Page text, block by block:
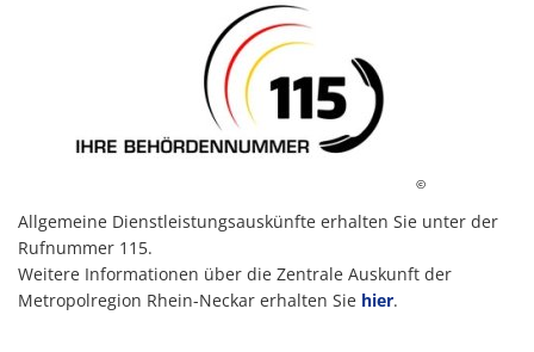
©
Allgemeine Dienstleistungsauskünfte erhalten Sie unter der
Rufnummer 115.
Weitere Informationen über die Zentrale Auskunft der
Metropolregion Rhein-Neckar erhalten Sie hier.